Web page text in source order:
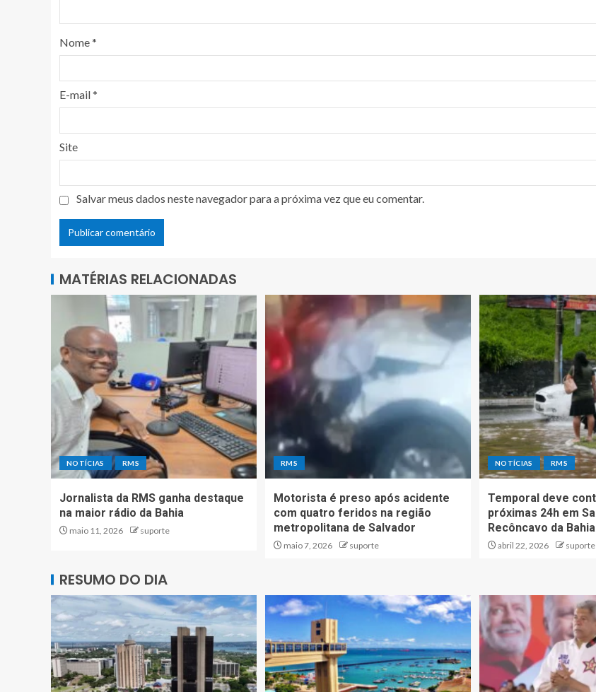
Nome*
E-mail*
Site
Salvar meus dados neste navegador para a próxima vez que eu comentar.
MATÉRIAS RELACIONADAS
NOTÍCIAS RMS
Jornalista da RMS ganha destaque
na maior rádio da Bahia
maio 11, 2026 suporte
RMS
Motorista é preso após acidente
com quatro feridos na região
metropolitana de Salvador
maio 7, 2026 suporte
NOTÍCIAS RMS
Temporal deve
próximas 24h em
Recôncavo da Bahia
abril 22, 2026 suporte
RESUMO DO DIA